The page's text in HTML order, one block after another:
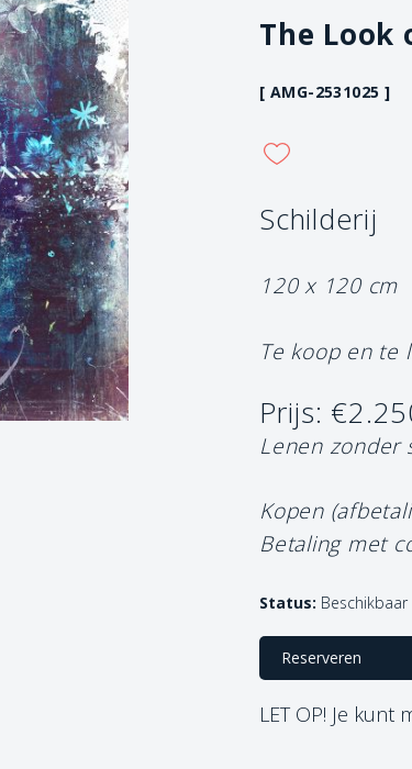
The Look
[ AMG-2531025 ]
Schilderij
120 x 120 cm
Te koop en te
Prijs:
Lenen zonder
Kopen
Betaling met
Status: Beschikbaar
Reserveren
LET OP! Je kunt